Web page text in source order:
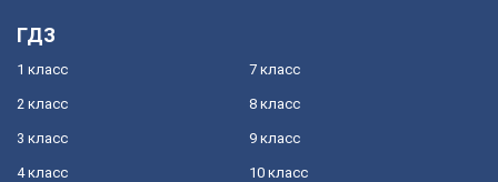
ГДЗ
1 класс
2 класс
3 класс
4 класс
7 класс
8 класс
9 класс
10 класс